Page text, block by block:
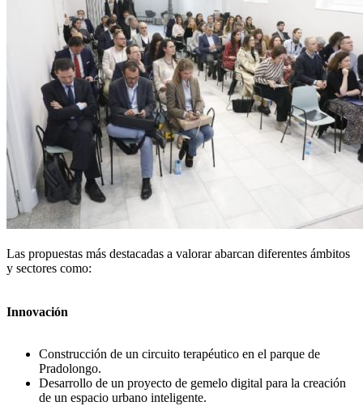
Las propuestas más destacadas a valorar abarcan diferentes ámbitos
y sectores como:
Innovación
Construcción de un circuito terapéutico en el parque de
Pradolongo.
Desarrollo de un proyecto de gemelo digital para la creación
de un espacio urbano inteligente.